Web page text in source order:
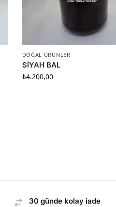
DOĞAL ÜRÜNLER
SİYAH BAL
₺4.200,00
30 günde kolay iade